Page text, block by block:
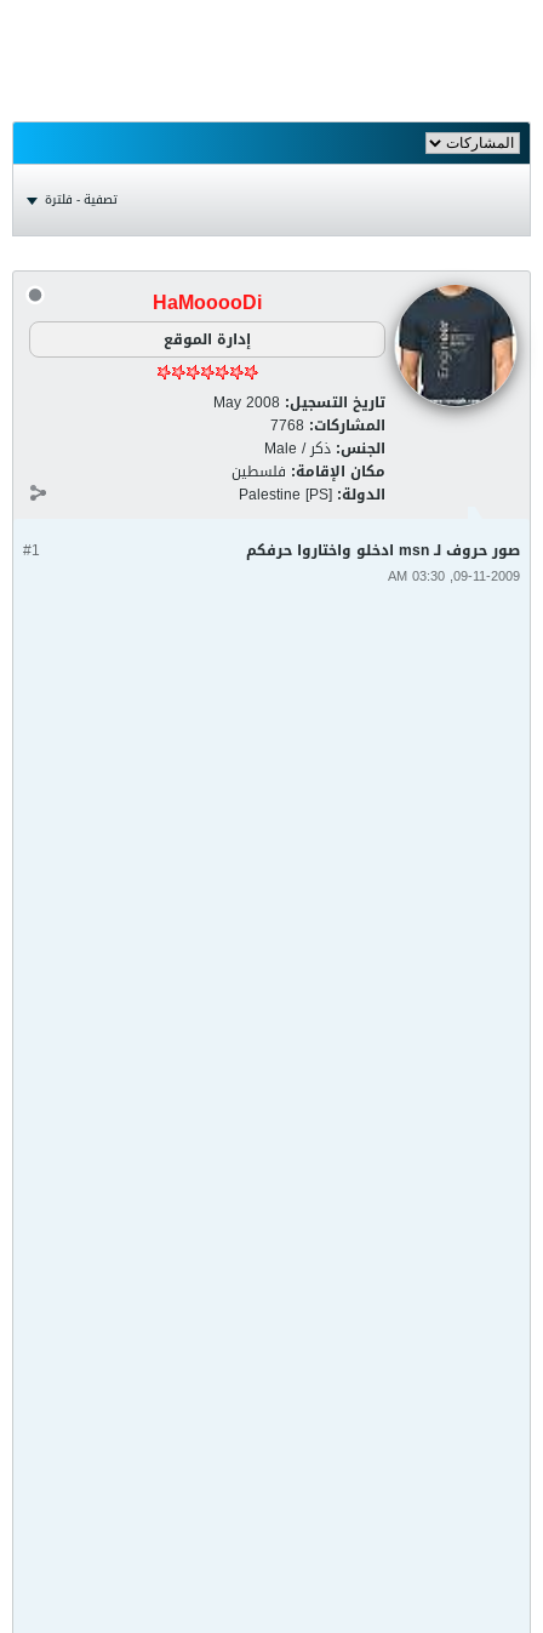
تصفية - فلترة
HaMooooDi
إدارة الموقع
تاريخ التسجيل: May 2008
المشاركات: 7768
الجنس: ذكر / Male
مكان الإقامة: فلسطين
الدولة: Palestine [PS]
#1 صور حروف لـ msn ادخلو واختاروا حرفكم
09-11-2009, 03:30 AM